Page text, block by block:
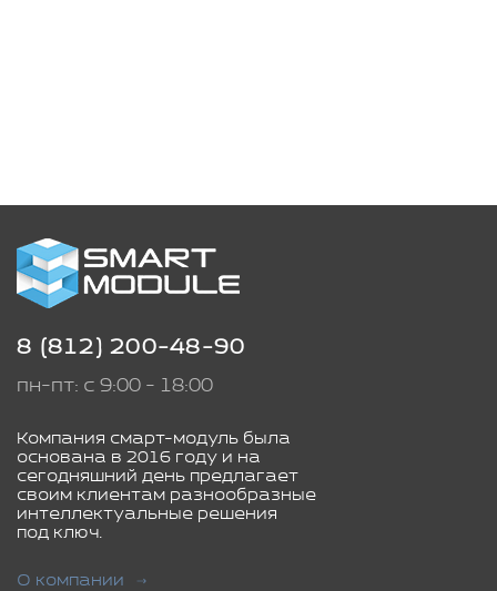
8 (812) 200-48-90
пн-пт: с 9:00 - 18:00
Компания смарт-модуль была
основана в 2016 году и на
сегодняшний день предлагает
своим клиентам разнообразные
интеллектуальные решения
под ключ.
О компании